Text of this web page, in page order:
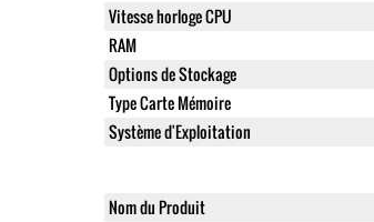
Vitesse horloge CPU
RAM
Options de Stockage
Type Carte Mémoire
Système d'Exploitation
Nom du Produit